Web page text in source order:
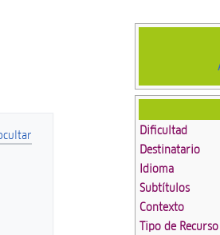
Dificultad
Destinatario
Idioma
Subtítulos
Contexto
Tipo de Recurso